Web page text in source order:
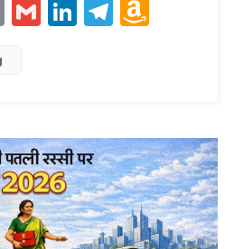
CopyGmailLinkedIn
Telegram